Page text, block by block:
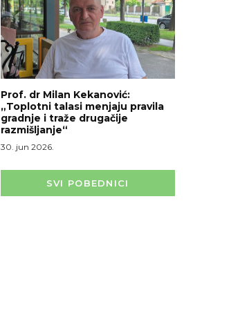
Prof. dr Milan Kekanović:
„Toplotni talasi menjaju pravila
gradnje i traže drugačije
razmišljanje“
30. jun 2026.
SVI POBEDNICI